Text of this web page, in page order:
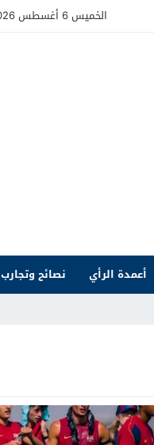
الخميس 6 أغسطس 2026 - 21:14 مساءً
أعمدة الرأي
نصائح وتجارب